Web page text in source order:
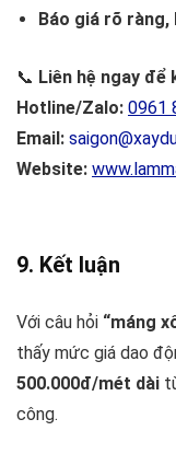
Báo giá rõ ràng,
📞 Liên hệ ngay để
Hotline/Zalo: 0961
Email:
Website:
9. Kết luận
Với câu hỏi “máng
thấy mức giá dao
500.000đ/mét dài
công.